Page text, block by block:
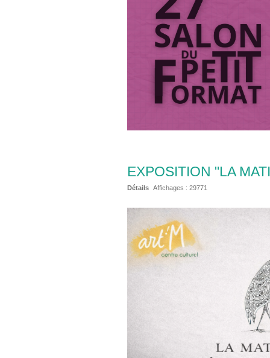
EXPOSITION "LA
Détails Affichages : 29771